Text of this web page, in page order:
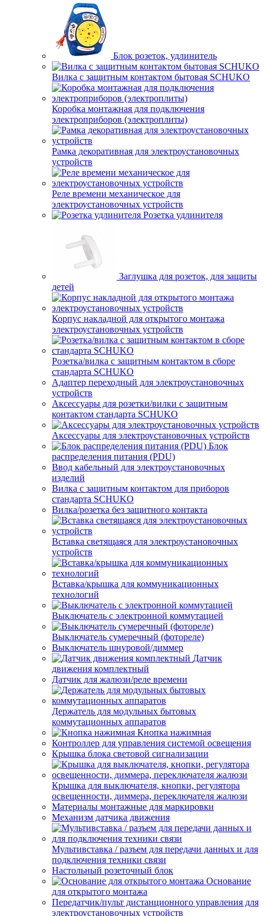
Блок розеток, удлинитель
Вилка с защитным контактом бытовая SCHUKO
Коробка монтажная для подключения
электроприборов (электроплиты)
Рамка декоративная для электроустановочных
устройств
Реле времени механическое для
электроустановочных устройств
Розетка удлинителя
Заглушка для розеток, для защиты
детей
Корпус накладной для открытого монтажа
электроустановочных устройств
Розетка/вилка с защитным контактом в сборе
стандарта SCHUKO
Адаптер переходный для электроустановочных
устройств
Аксессуары для розетки/вилки с защитным
контактом стандарта SCHUKO
Аксессуары для электроустановочных устройств
Блок
распределения питания (PDU)
Ввод кабельный для электроустановочных
изделий
Вилка с защитным контактом для приборов
стандарта SCHUKO
Вилка/розетка без защитного контакта
Вставка светящаяся для электроустановочных
устройств
Вставка/крышка для коммуникационных
технологий
Выключатель с электронной коммутацией
Выключатель сумеречный (фотореле)
Выключатель шнуровой/диммер
Датчик
движения комплектный
Датчик для жалюзи/реле времени
Держатель для модульных бытовых
коммутационных аппаратов
Кнопка нажимная
Контроллер для управления системой освещения
Крышка блока световой сигнализации
Крышка для выключателя, кнопки, регулятора
освещенности, диммера, переключателя жалюзи
Материалы монтажные для маркировки
Механизм датчика движения
Мультивставка / разъем для передачи данных и для
подключения техники связи
Настольный розеточный блок
Основание
для открытого монтажа
Передатчик/пульт дистанционного управления для
электроустановочных устройств